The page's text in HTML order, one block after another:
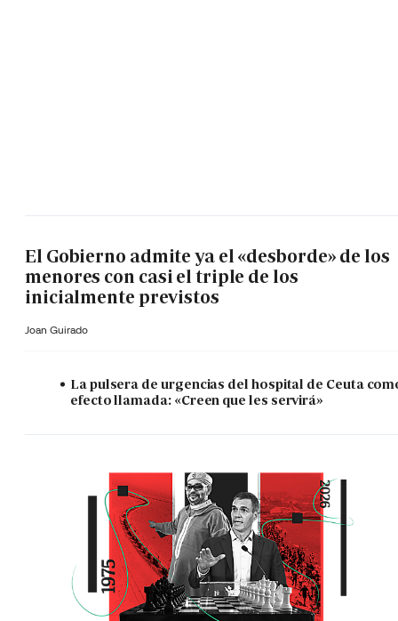
El Gobierno admite ya el «desborde» de los
menores con casi el triple de los
inicialmente previstos
Joan Guirado
La pulsera de urgencias del hospital de Ceuta
efecto llamada: «Creen que les servirá»